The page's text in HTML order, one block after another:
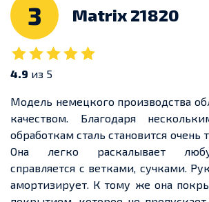
3 Matrix 21820
4.9 из 5
Модель немецкого производства
качеством. Благодаря
обработкам сталь становится очень
Она легко раскалывает
справляется с ветками, сучками.
амортизирует. К тому же она